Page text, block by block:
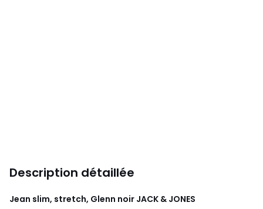
Description détaillée
Jean slim, stretch, Glenn noir JACK & JONES